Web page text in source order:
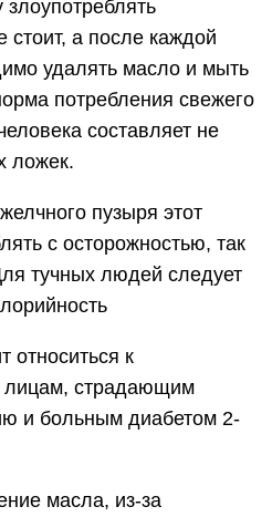
а после каждой
удалять масло и мыть
потребления свежего
составляет не
ложек.
пузыря этот
с осторожностью, так
тучных людей следует
относиться к
лицам, страдающим
и больным диабетом 2-
масла, из-за